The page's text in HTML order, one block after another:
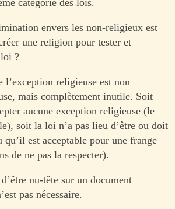
envers les non-religieux est
une religion pour tester et
?
l’exception religieuse est non
mais complètement inutile. Soit
aucune exception religieuse (le
soit la loi n’a pas lieu d’être ou doit
est acceptable pour une frange
de ne pas la respecter).
nu-tête sur un document
pas nécessaire.